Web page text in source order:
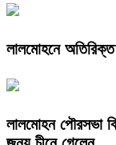
লালমোহনে অতিরিক্ত
লালমোহন পৌরসভা